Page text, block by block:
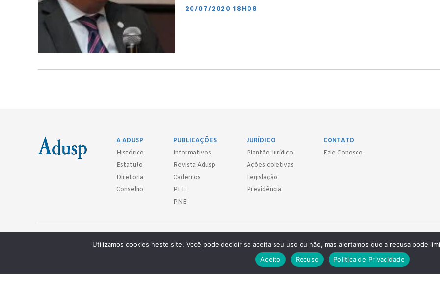
20/07/2020 18H08
A ADUSP
Histórico
Estatuto
Diretoria
Conselho
PUBLICAÇÕES
Informativos
Revista Adusp
Cadernos
PEE
PNE
JURÍDICO
Plantão Jurídico
Ações coletivas
Legislação
Previdência
CONTATO
Fale Conosco
Av. Prof. Almeida Prado, 1366 - São Paulo, SP - CEP 05508-070
Telefones: (11) 3091-4465 / 66 ● (11) 3813-5573 ● (11) 3815-9245 ● (11) 3814-1715 ● (11) 3032-5950
Utilizamos cookies neste site. Você pode decidir se aceita seu uso ou não, mas alertamos que a recusa pode
Aceito
Recuso Politica de Privacidade